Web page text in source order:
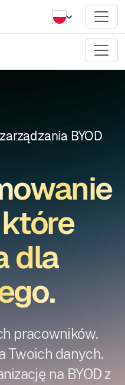
BYOD
które
dla
pracowników.
Twoich danych.
na BYOD z